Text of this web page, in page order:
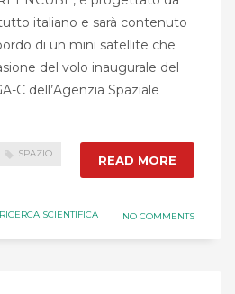
italiano e sarà contenuto
di un mini satellite che
del volo inaugurale del
C dell’Agenzia Spaziale
SPAZIO READ MORE
RICERCA SCIENTIFICA NO COMMENTS